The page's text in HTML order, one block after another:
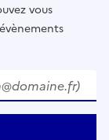
vous
*